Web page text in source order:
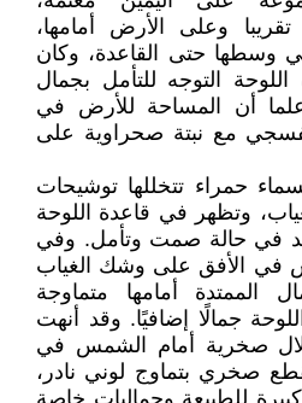
وعلى الأرض أمامها،
وسطها حتى القاعدة، وكان
اللوحة التوجه للتأمل بجمال
علما أن المساحة للأرض في
مع نبتة صحراوية على
حمراء تتخللها توشيحات
وتظهر في قاعدة اللوحة
في حالة صمت وتأمل. وفي
في الأفق على وشك الغياب
الممتدة أمامها متماوجة
جمالًا إضافيًا. وقد أنهت
صخرية أمام الشمس في
صخري بتماوج لوني نادر،